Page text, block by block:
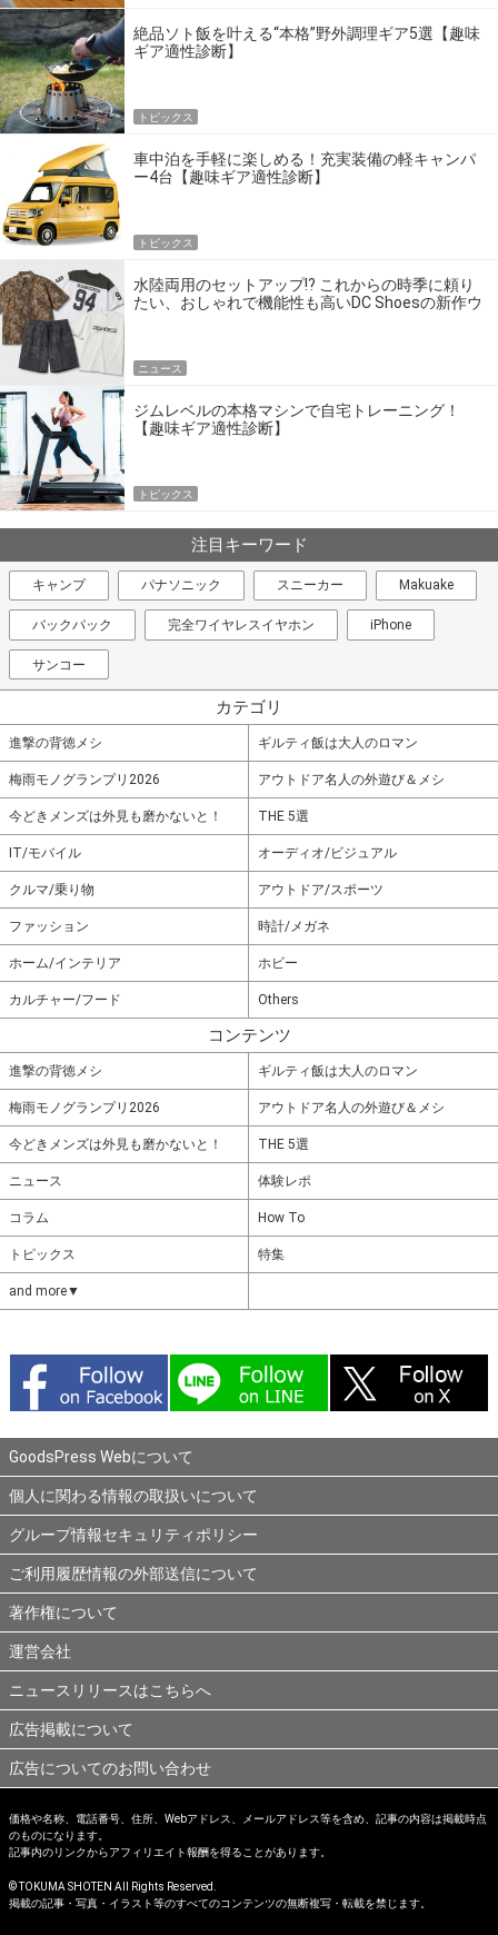
絶品ソト飯を叶える“本格”野外調理ギア5選【趣味
ギア適性診断】
トピックス
車中泊を手軽に楽しめる！充実装備の軽キャンパ
ー4台【趣味ギア適性診断】
トピックス
水陸両用のセットアップ!? これからの時季に頼り
たい、おしゃれで機能性も高いDC Shoesの新作ウ
ニュース
ジムレベルの本格マシンで自宅トレーニング！
【趣味ギア適性診断】
トピックス
注目キーワード
キャンプ パナソニック スニーカー Makuake
バックパック 完全ワイヤレスイヤホン iPhone
サンコー
カテゴリ
進撃の背徳メシ ギルティ飯は大人のロマン
梅雨モノグランプリ2026 アウトドア名人の外遊び＆メシ
今どきメンズは外見も磨かないと！ THE 5選
IT/モバイル オーディオ/ビジュアル
クルマ/乗り物 アウトドア/スポーツ
ファッション 時計/メガネ
ホーム/インテリア ホビー
カルチャー/フード Others
コンテンツ
進撃の背徳メシ ギルティ飯は大人のロマン
梅雨モノグランプリ2026 アウトドア名人の外遊び＆メシ
今どきメンズは外見も磨かないと！ THE 5選
ニュース 体験レポ
コラム How To
トピックス 特集
and more▼
GoodsPress Webについて
個人に関わる情報の取扱いについて
グループ情報セキュリティポリシー
ご利用履歴情報の外部送信について
著作権について
運営会社
ニュースリリースはこちらへ
広告掲載について
広告についてのお問い合わせ
価格や名称、電話番号、住所、Webアドレス、メールアドレス等を含め、記事の内容は掲載時点
のものになります。
記事内のリンクからアフィリエイト報酬を得ることがあります。
© TOKUMA SHOTEN All Rights Reserved.
掲載の記事・写真・イラスト等のすべてのコンテンツの無断複写・転載を禁じます。